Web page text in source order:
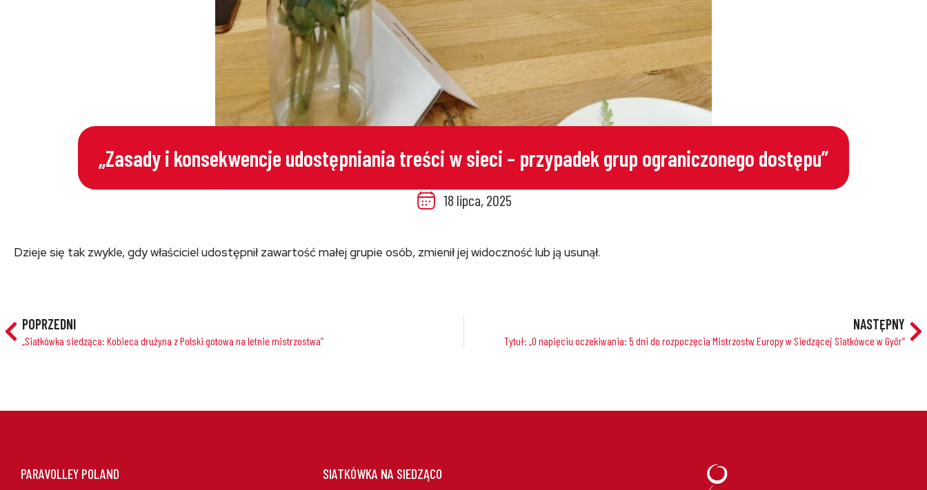
„Zasady i konsekwencje udostępniania treści w sieci – przypadek grup ograniczonego dostępu”
18 lipca, 2025
Dzieje się tak zwykle, gdy właściciel udostępnił zawartość małej grupie osób, zmienił jej widoczność lub ją usunął.
POPRZEDNI
„Siatkówka siedząca: Kobieca drużyna z Polski gotowa na letnie mistrzostwa”
NASTĘPNY
Tytuł: „O napięciu oczekiwania: 5 dni do rozpoczęcia Mistrzostw Europy w Siedzącej Siatkówce w Győr”
PARAVOLLEY POLAND SIATKÓWKA NA SIEDZĄCO